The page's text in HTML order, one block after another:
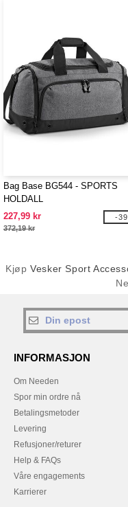
Bag Base BG544 - SPORTS
HOLDALL
227,99 kr
372,19 kr
-
KjøpVesker Sport
INFORMASJON
Om Needen
Spor min ordre nå
Betalingsmetoder
Levering
Refusjoner/returer
Help & FAQs
Våre engagements
Karrierer